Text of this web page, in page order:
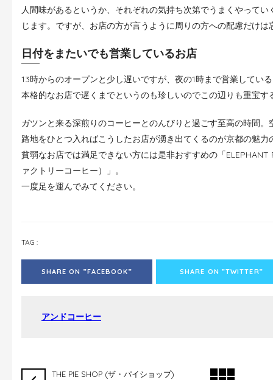
人間味があるというか、それぞれの気持ち次第でうまくやって
じます。ですが、お店の方が言うように周りの方への配慮だけは
日付をまたいでも営業しているお店
13時からのオープンと少し遅いですが、夜の1時まで営業してい
本格的なお店で遅くまでというのも珍しいのでこの辺りも重宝
ガツンと来る深煎りのコーヒーとのんびりと過ごす至高の時間
路地をひとつ入ればこうしたお店が湧き出てくるのが京都の魅力
貧弱なお店では満足できない方には是非おすすめの「ELEPHANT
ァクトリーコーヒー）」。
一度足を運んでみてください。
TAG :
SHARE ON ”FACEBOOK” SHARE ON ”TWITTER”
アンドコーヒー
THE PIE SHOP (ザ・パイショップ)